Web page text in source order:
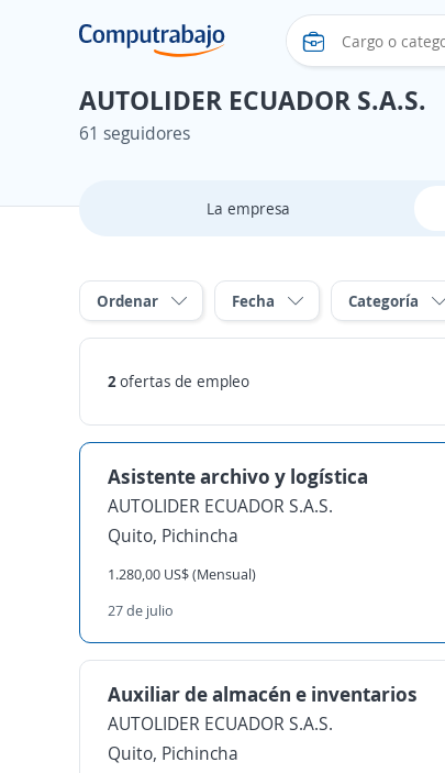
AUTOLIDER ECUADOR S.A.S.
61 seguidores
La empresa
Ordenar Fecha Categoría
2ofertas de empleo
Asistente archivo y logística
AUTOLIDER ECUADOR S.A.S.
Quito, Pichincha
1.280,00 US$ (Mensual)
27 de julio
Auxiliar de almacén e inventarios
AUTOLIDER ECUADOR S.A.S.
Quito, Pichincha